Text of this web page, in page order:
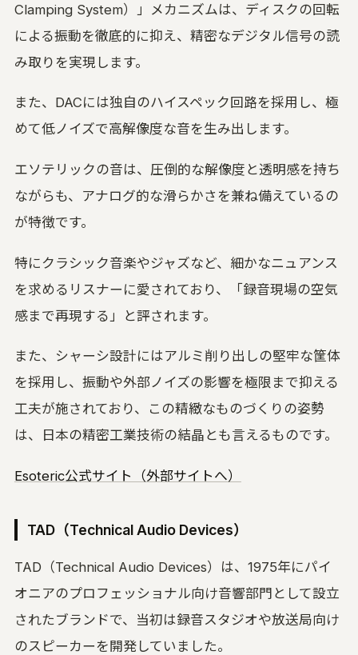
Clamping System）」メカニズムは、ディスクの回転
による振動を徹底的に抑え、精密なデジタル信号の読
み取りを実現します。
また、DACには独自のハイスペック回路を採用し、極
めて低ノイズで高解像度な音を生み出します。
エソテリックの音は、圧倒的な解像度と透明感を持ち
ながらも、アナログ的な滑らかさを兼ね備えているの
が特徴です。
特にクラシック音楽やジャズなど、細かなニュアンス
を求めるリスナーに愛されており、「録音現場の空気
感まで再現する」と評されます。
また、シャーシ設計にはアルミ削り出しの堅牢な筐体
を採用し、振動や外部ノイズの影響を極限まで抑える
工夫が施されており、この精緻なものづくりの姿勢
は、日本の精密工業技術の結晶とも言えるものです。
Esoteric公式サイト（外部サイトへ）
TAD（Technical Audio Devices）
TAD（Technical Audio Devices）は、1975年にパイ
オニアのプロフェッショナル向け音響部門として設立
されたブランドで、当初は録音スタジオや放送局向け
のスピーカーを開発していました。